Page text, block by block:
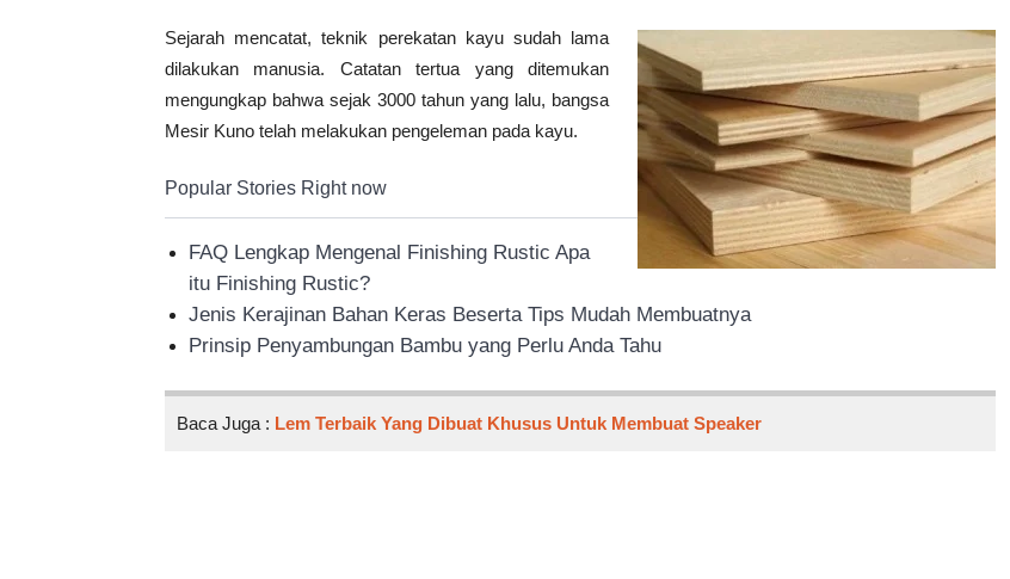
Sejarah mencatat, teknik perekatan kayu sudah lama
dilakukan manusia. Catatan tertua yang ditemukan
mengungkap bahwa sejak 3000 tahun yang lalu, bangsa
Mesir Kuno telah melakukan pengeleman pada kayu.
Popular Stories Right now
FAQ Lengkap Mengenal Finishing Rustic Apa
itu Finishing Rustic?
Jenis Kerajinan Bahan Keras Beserta Tips Mudah Membuatnya
Prinsip Penyambungan Bambu yang Perlu Anda Tahu
Baca Juga : Lem Terbaik Yang Dibuat Khusus Untuk Membuat Speaker